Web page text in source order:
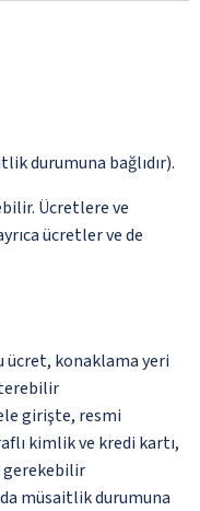
durumuna bağlıdır).
Ücretlere ve
ücretler ve de
ücret, konaklama yeri
girişte, resmi
kimlik ve kredi kartı,
gerekebilir
müsaitlik durumuna